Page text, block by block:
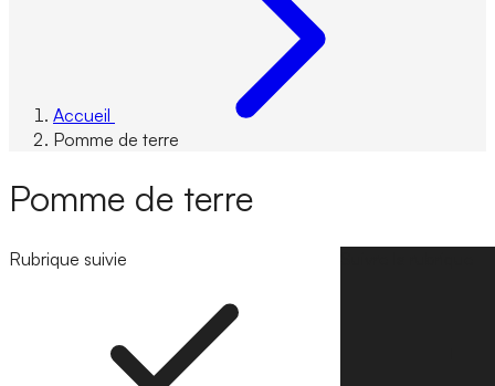
Accueil
Pomme de terre
Pomme de terre
Rubrique suivie